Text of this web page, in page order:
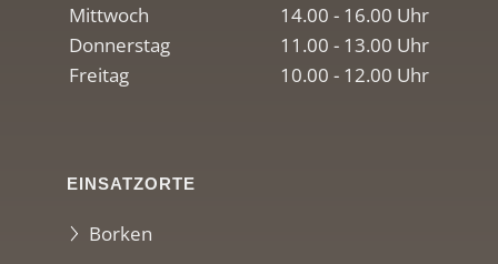
Mittwoch
14.00 - 16.00 Uhr
Donnerstag
11.00 - 13.00 Uhr
Freitag
10.00 - 12.00 Uhr
EINSATZORTE
Borken